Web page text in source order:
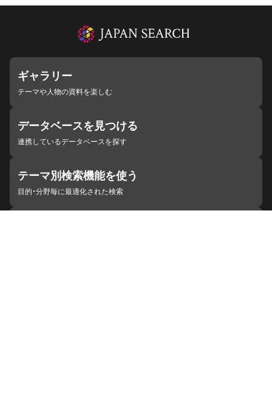
ギャラリー
テーマや人物の資料を楽しむ
データベースを見つける
連携しているデータベースを探す
テーマ別検索機能を使う
目的・分野毎に最適化された検索